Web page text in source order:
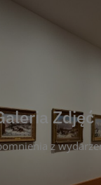
Zdjęć
z
Galeria Zdjęć
z wydarzeń, spotkań i
jak żyje
Zdjęcia
jak i codzienne
dodajemy
powrócić do